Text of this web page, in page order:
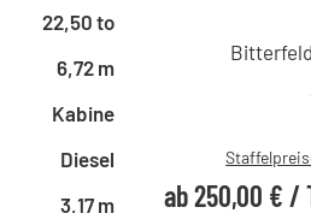
22,50 to
6,72 m
Kabine
Diesel
3,17 m
ab 6 Tagen
ab 21 Tagen
ab250,00 € /